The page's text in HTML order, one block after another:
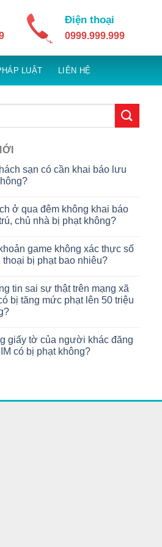
Điện thoại
0999.999.999
LUẬT LIÊN HỆ
sạn có cần khai báo lưu
ở qua đêm không khai báo
chủ nhà bị phạt không?
game không xác thực số
thoại bị phạt bao nhiêu?
tin sai sự thật trên mạng xã
bị tăng mức phạt lên 50 triệu
giấy tờ của người khác đăng
có bị phạt không?